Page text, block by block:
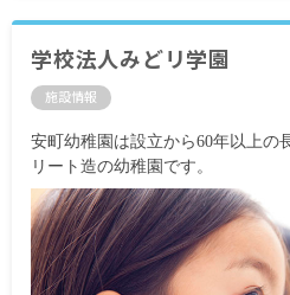
時間外手当
※試用期間6カ月
学校法人みどリ学園
施設情報
安町幼稚園は設立から60年以上の
リート造の幼稚園です。